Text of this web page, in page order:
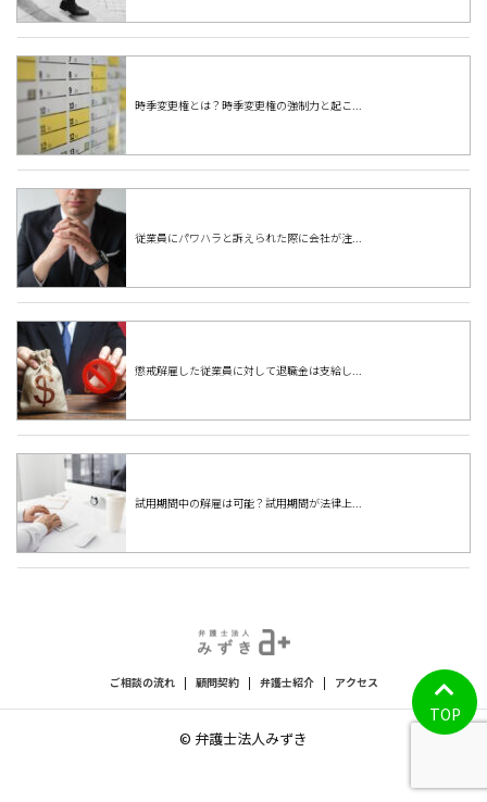
時季変更権とは？時季変更権の強制力と起こ...
従業員にパワハラと訴えられた際に会社が注...
懲戒解雇した従業員に対して退職金は支給し...
試用期間中の解雇は可能？試用期間が法律上...
ご相談の流れ | 顧問契約 | 弁護士紹介 | アクセス
© 弁護士法人みずき
TOP